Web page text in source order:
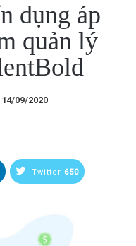
dụng áp
quản lý
14/09/2020
Twitter 650